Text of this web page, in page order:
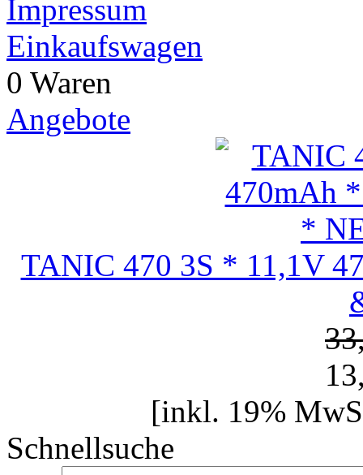
Impressum
Einkaufswagen
0 Waren
Angebote
TANIC 470 3S * 11,1V
[inkl. 19%
Schnellsuche